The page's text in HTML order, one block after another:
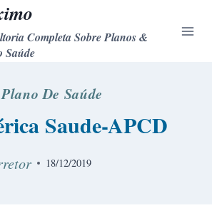
Completa Sobre Planos &
Saúde
Plano De Saúde
Saude-APCD
18/12/2019